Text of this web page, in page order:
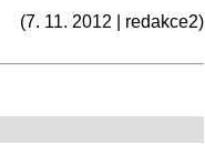
(7. 11. 2012 | redakce2)